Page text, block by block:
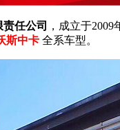
任公司
，成立于
斯中卡 全系车型。